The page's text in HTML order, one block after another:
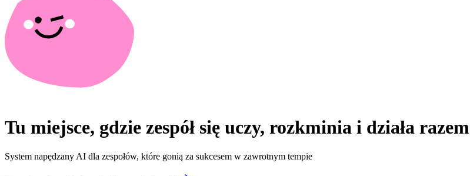
Tu miejsce, gdzie zespół się uczy, rozkminia i działa razem
System napędzany AI dla zespołów, które gonią za sukcesem w zawrotnym tempie